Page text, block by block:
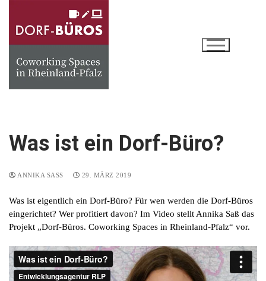
springen
Was ist ein Dorf-Büro?
ANNIKA SASS 29. MÄRZ 2019
Was ist eigentlich ein Dorf-Büro? Für wen werden die Dorf-Büros
eingerichtet? Wer profitiert davon? Im Video stellt Annika Saß das
Projekt „Dorf-Büros. Coworking Spaces in Rheinland-Pfalz“ vor.